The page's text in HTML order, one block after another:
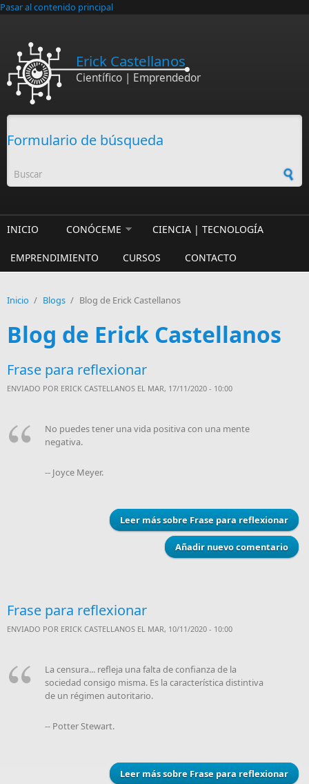
Pasar al contenido principal
Erick Castellanos
Científico | Emprendedor
Formulario de búsqueda
INICIO CONÓCEME CIENCIA | TECNOLOGÍA
EMPRENDIMIENTO CURSOS CONTACTO
Inicio / Blogs / Blog de Erick Castellanos
Blog de Erick Castellanos
Frase para reflexionar
ENVIADO POR ERICK CASTELLANOS EL MAR, 17/11/2020 - 10:00
No puedes tener una vida positiva con una mente
negativa.
-- Joyce Meyer.
Leer mássobre Frase para reflexionar
Añadir nuevo comentario
Frase para reflexionar
ENVIADO POR ERICK CASTELLANOS EL MAR, 10/11/2020 - 10:00
La censura... refleja una falta de confianza de la
sociedad consigo misma. Es la característica distintiva
de un régimen autoritario.
-- Potter Stewart.
Leer mássobre Frase para reflexionar